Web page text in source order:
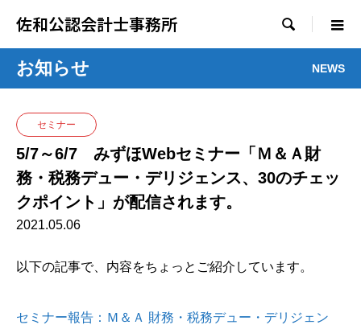
佐和公認会計士事務所 
お知らせ NEWS
セミナー
5/7～6/7 みずほWebセミナー「Ｍ＆Ａ財
務・税務デュー・デリジェンス、30のチェッ
クポイント」が配信されます。
2021.05.06
以下の記事で、内容をちょっとご紹介しています。
セミナー報告：Ｍ＆Ａ 財務・税務デュー・デリジェン